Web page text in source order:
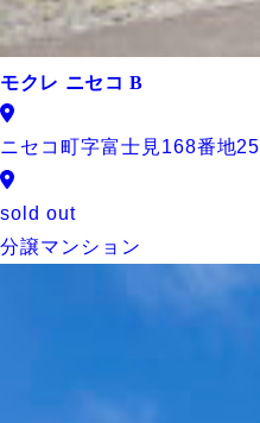
モクレ ニセコ B
ニセコ町字富士見168番地25
sold out
分譲マンション